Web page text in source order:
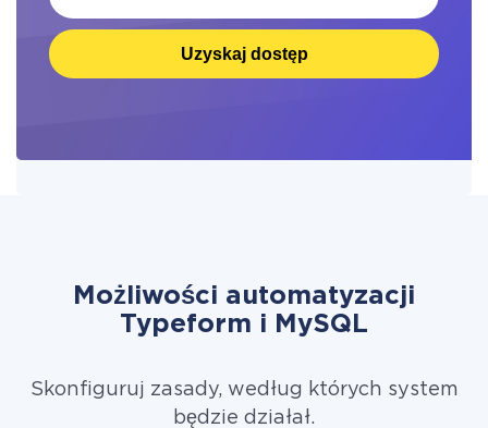
Uzyskaj dostęp
Możliwości automatyzacji
Typeform i MySQL
Skonfiguruj zasady, według których system
będzie działał.